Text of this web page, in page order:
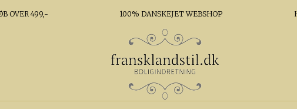
OVER 499,- 100% DANSKEJET WEBSHOP